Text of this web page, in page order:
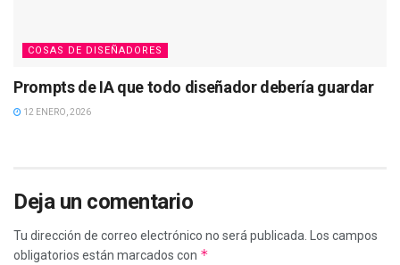
COSAS DE DISEÑADORES
Prompts de IA que todo diseñador debería guardar
12 ENERO, 2026
Deja un comentario
Tu dirección de correo electrónico no será publicada.
Los campos
obligatorios están marcados con *